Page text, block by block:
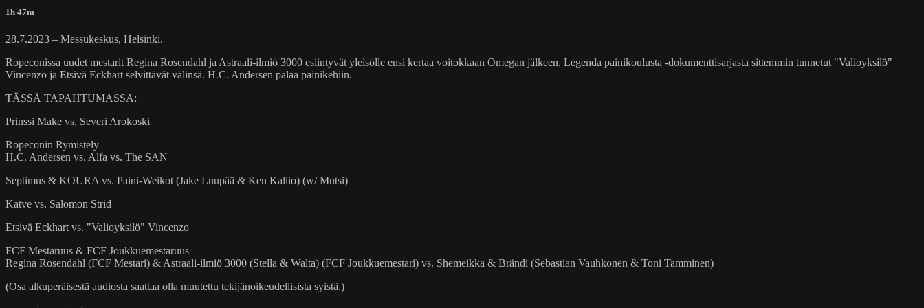
1h 47m
28.7.2023 – Messukeskus, Helsinki.
Ropeconissa uudet mestarit Regina Rosendahl ja Astraali-ilmiö 3000 esiintyvät yleisölle ensi kertaa voitokkaan Omegan jälkeen. Legenda painikoulusta -dokumenttisarjasta sittemmin tunnetut "Valioyksilö"
Vincenzo ja Etsivä Eckhart selvittävät välinsä. H.C. Andersen palaa painikehiin.
TÄSSÄ TAPAHTUMASSA:
Prinssi Make vs. Severi Arokoski
Ropeconin Rymistely
H.C. Andersen vs. Alfa vs. The SAN
Septimus & KOURA vs. Paini-Weikot (Jake Luupää & Ken Kallio) (w/ Mutsi)
Katve vs. Salomon Strid
Etsivä Eckhart vs. "Valioyksilö" Vincenzo
FCF Mestaruus & FCF Joukkuemestaruus
Regina Rosendahl (FCF Mestari) & Astraali-ilmiö 3000 (Stella & Walta) (FCF Joukkuemestari) vs. Shemeikka & Brändi (Sebastian Vauhkonen & Toni Tamminen)
(Osa alkuperäisestä audiosta saattaa olla muutettu tekijänoikeudellisista syistä.)